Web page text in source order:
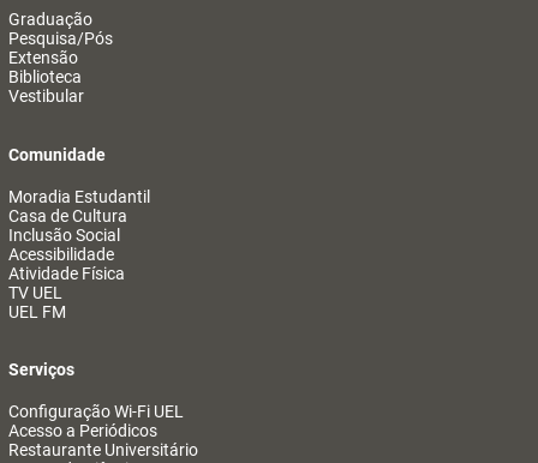
Graduação
Pesquisa/Pós
Extensão
Biblioteca
Vestibular
Comunidade
Moradia Estudantil
Casa de Cultura
Inclusão Social
Acessibilidade
Atividade Física
TV UEL
UEL FM
Serviços
Configuração Wi-Fi UEL
Acesso a Periódicos
Restaurante Universitário